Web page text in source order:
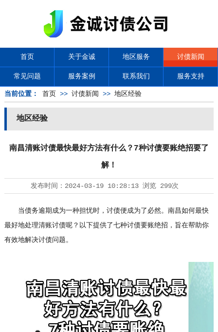
首页 关于金诚 地区服务 讨债新闻
常见问题 服务案例 联系我们 服务支持
当前位置： 首页 >> 讨债新闻 >> 地区经验
地区经验
南昌清账讨债最快最好方法有什么？7种讨债要账绝招要了
解！
发布时间： 2024-03-19 10:28:13浏览 299次
当债务逾期成为一种担忧时，讨债便成为了必然。南昌如何最快
最好地处理清账讨债呢？以下提供了七种讨债要账绝招，旨在帮助你
有效地解决讨债问题。